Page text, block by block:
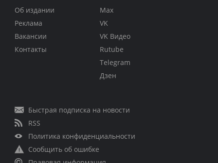
Об издании
Реклама
Вакансии
Контакты
Max
VK
VK Видео
Rutube
Telegram
Дзен
Быстрая подписка на новости
RSS
Политика конфиденциальности
Сообщить об ошибке